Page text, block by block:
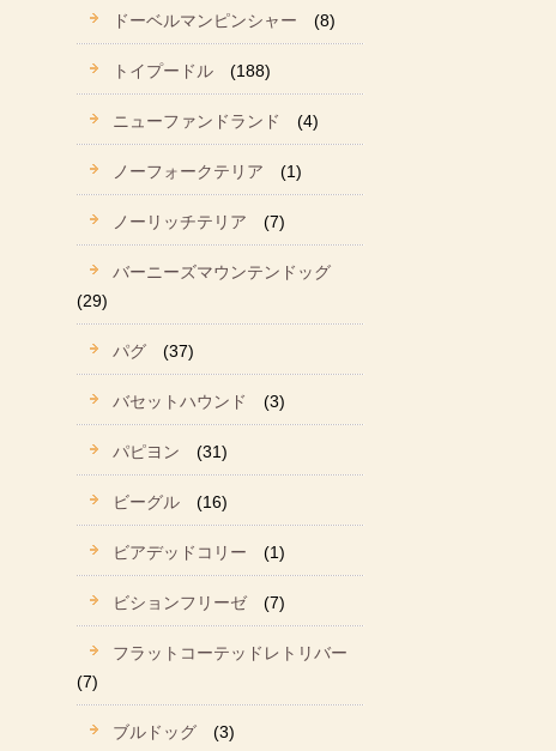
ドーベルマンピンシャー (8)
トイプードル (188)
ニューファンドランド (4)
ノーフォークテリア (1)
ノーリッチテリア (7)
バーニーズマウンテンドッグ
(29)
パグ (37)
バセットハウンド (3)
パピヨン (31)
ビーグル (16)
ビアデッドコリー (1)
ビションフリーゼ (7)
フラットコーテッドレトリバー
(7)
ブルドッグ (3)